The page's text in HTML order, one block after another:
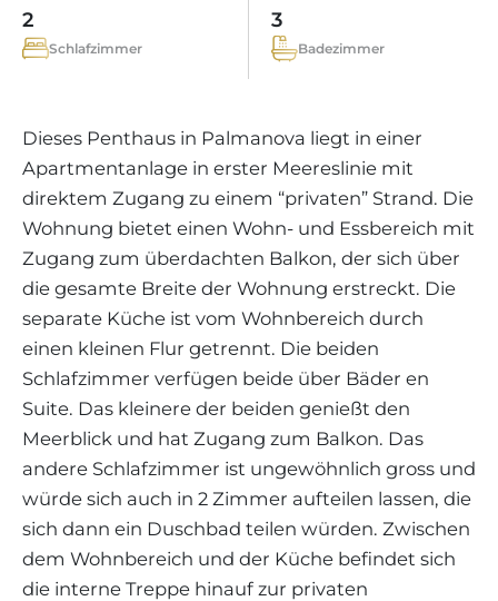
FAQ
KONTAKT
SCHULEN AUF MALLORCA
2
Schlafzimmer
3
Badezimmer
Dieses Penthaus in Palmanova liegt in einer
Apartmentanlage in erster Meereslinie mit
direktem Zugang zu einem “privaten” Strand. Die
Wohnung bietet einen Wohn- und Essbereich mit
Zugang zum überdachten Balkon, der sich über
die gesamte Breite der Wohnung erstreckt. Die
separate Küche ist vom Wohnbereich durch
einen kleinen Flur getrennt. Die beiden
Schlafzimmer verfügen beide über Bäder en
Suite. Das kleinere der beiden genießt den
Meerblick und hat Zugang zum Balkon. Das
andere Schlafzimmer ist ungewöhnlich gross und
würde sich auch in 2 Zimmer aufteilen lassen, die
sich dann ein Duschbad teilen würden. Zwischen
dem Wohnbereich und der Küche befindet sich
die interne Treppe hinauf zur privaten